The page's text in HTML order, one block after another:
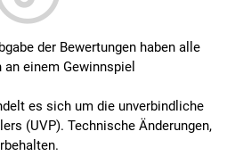
der Bewertungen haben alle
einem Gewinnspiel
es sich um die unverbindliche
(UVP). Technische Änderungen,